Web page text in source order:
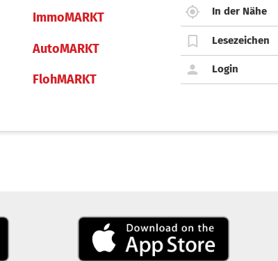
ImmoMARKT
AutoMARKT
FlohMARKT
In der Nähe
Lesezeichen
Login